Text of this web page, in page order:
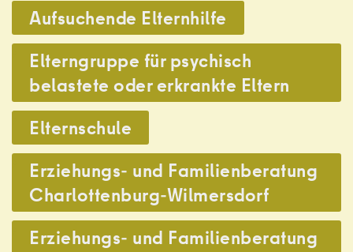
Aufsuchende Elternhilfe
, Elterngruppe für psychisch
belastete oder erkrankte Eltern
, Elternschule
, Erziehungs- und Familienberatung
Charlottenburg-Wilmersdorf
, Erziehungs- und Familienberatung